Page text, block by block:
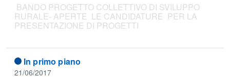
BANDO PROGETTO COLLETTIVO DI SVILUPPO
RURALE- APERTE LE CANDIDATURE PER LA
PRESENTAZIONE DI PROGETTI
In primo piano
21/06/2017